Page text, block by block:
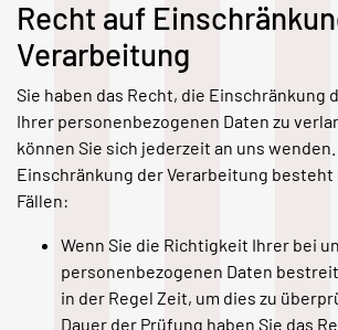
Recht auf
Verarbeitung
Sie haben das Recht, die Einschränkung
Ihrer personenbezogenen Daten zu
können Sie sich jederzeit an uns
Einschränkung der Verarbeitung besteht
Fällen:
Wenn Sie die Richtigkeit Ihrer bei
personenbezogenen Daten
in der Regel Zeit, um dies zu
Dauer der Prüfung haben Sie das